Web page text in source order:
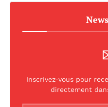
Inscrivez-vous pour
directement